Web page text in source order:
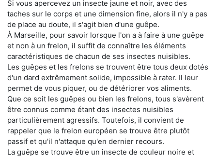
Si vous apercevez un insecte jaune et noir, avec des
taches sur le corps et une dimension fine, alors il n'y a pas
de place au doute, il s'agit bien d'une guêpe.
À Marseille, pour savoir lorsque l'on a à faire à une guêpe
et non à un frelon, il suffit de connaître les éléments
caractéristiques de chacun de ses insectes nuisibles.
Les guêpes et les frelons se trouvent être tous deux dotés
d'un dard extrêmement solide, impossible à rater. Il leur
permet de vous piquer, ou de détériorer vos aliments.
Que ce soit les guêpes ou bien les frelons, tous s'avèrent
être connus comme étant des insectes nuisibles
particulièrement agressifs. Toutefois, il convient de
rappeler que le frelon européen se trouve être plutôt
passif et qu'il n'attaque qu'en dernier recours.
La guêpe se trouve être un insecte de couleur noire et